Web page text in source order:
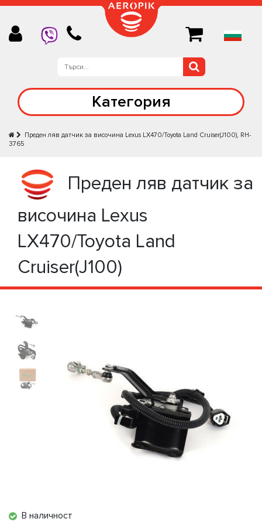
Категория
Преден ляв датчик за височина Lexus LX470/Toyota Land Cruiser(J100), RH-
3765
Преден ляв датчик за
височина Lexus
LX470/Toyota Land
Cruiser(J100)
В наличност